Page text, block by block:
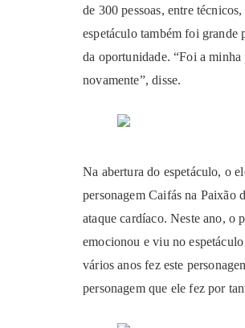
de 300 pessoas, entre
espetáculo também foi grande
da oportunidade. “Foi a
novamente”, disse.
Na abertura do espetáculo, o
personagem Caifás na Paixão
ataque cardíaco. Neste ano, o
emocionou e viu no
vários anos fez este
personagem que ele fez por